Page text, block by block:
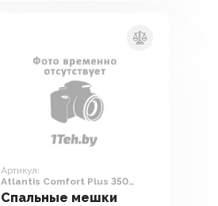
Артикул:
Atlantis Comfort Plus 350
(правая молния)
Спальные мешки